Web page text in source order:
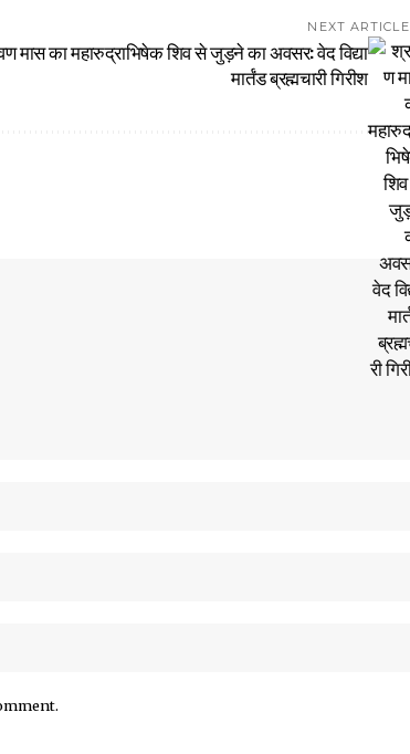
NEXT ARTICLE
मास का महारुद्राभिषेक शिव से जुड़ने का अवसर: वेद विद्या
मार्तंड ब्रह्मचारी गिरीश